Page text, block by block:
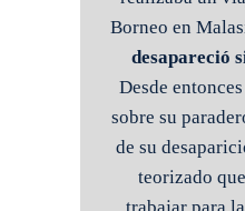
Borneo en
desapareció
Desde
sobre su
de su
teorizado